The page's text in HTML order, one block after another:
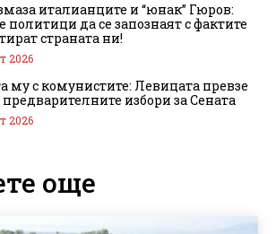
италианците и “юнак” Гюров:
да се запознаят с фактите
страната ни!
2026
му с комунистите: Левицата превзе
избори за Сената
2026
още